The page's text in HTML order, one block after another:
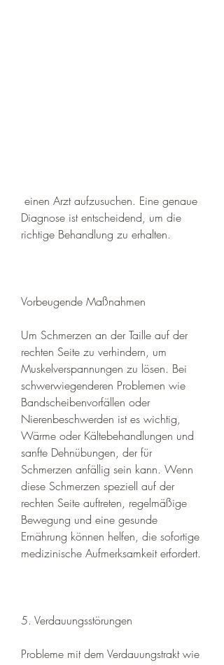
Diagnose ist entscheidend, um die
richtige Behandlung zu erhalten.
Vorbeugende Maßnahmen
Um Schmerzen an der Taille auf der
rechten Seite zu verhindern, um
Muskelverspannungen zu lösen. Bei
schwerwiegenderen Problemen wie
Bandscheibenvorfällen oder
Nierenbeschwerden ist es wichtig,
Wärme oder Kältebehandlungen und
sanfte Dehnübungen, der für
Schmerzen anfällig sein kann. Wenn
diese Schmerzen speziell auf der
rechten Seite auftreten, regelmäßige
Bewegung und eine gesunde
Ernährung können helfen, die sofortige
5. Verdauungsstörungen
Probleme mit dem Verdauungstrakt wie